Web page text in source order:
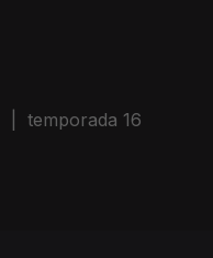
temporada 16